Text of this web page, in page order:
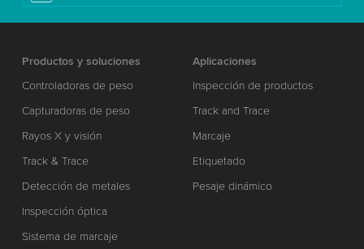
Productos y soluciones
Controladoras de peso
Capturadoras de peso
Rayos X y visión
Track & Trace
Detección de metales
Inspección óptica
Sistema de marcaje
Aplicaciones
Inspección de productos
Track and Trace
Marcaje
Etiquetado
Pesaje dinámico